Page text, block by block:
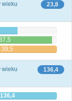
23,8
wieku
39,5
136,4
wieku
136,4